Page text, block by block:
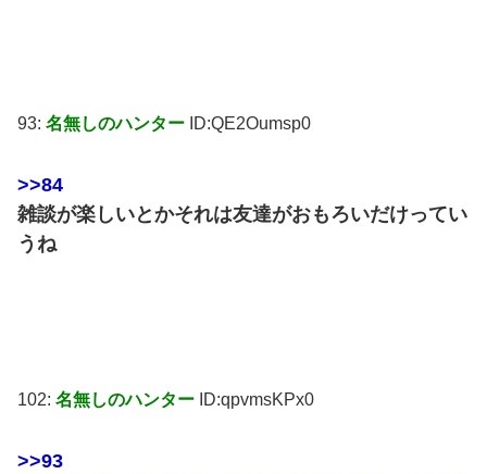
93: 名無しのハンター ID:QE2Oumsp0
>>84
雑談が楽しいとかそれは友達がおもろいだけってい
うね
102: 名無しのハンター ID:qpvmsKPx0
>>93